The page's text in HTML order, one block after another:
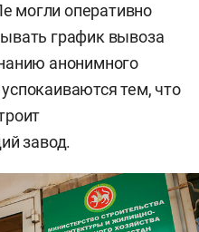
могли оперативно
график вывоза
анонимного
тем, что
завод.